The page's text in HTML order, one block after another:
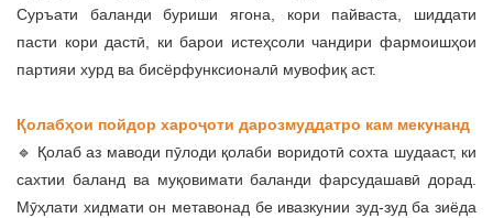
Суръати баланди буриши ягона, кори пайваста, шиддати
пасти кори дастӣ, ки барои истеҳсоли чандири фармоишҳои
партияи хурд ва бисёрфунксионалӣ мувофиқ аст.
Қолабҳои пойдор хароҷоти дарозмуддатро кам мекунанд
🔹 Қолаб аз маводи пӯлоди қолаби воридотӣ сохта шудааст, ки
сахтии баланд ва муқовимати баланди фарсудашавӣ дорад.
Мӯҳлати хидмати он метавонад бе ивазкунии зуд-зуд ба зиёда